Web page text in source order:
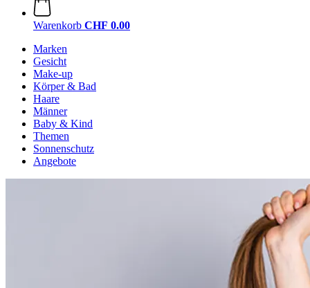
Warenkorb CHF 0.00
Marken
Gesicht
Make-up
Körper & Bad
Haare
Männer
Baby & Kind
Themen
Sonnenschutz
Angebote